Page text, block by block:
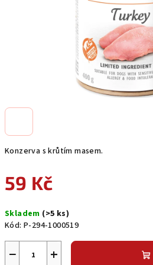
Konzerva s krůtím masem.
59 Kč
cena:
Skladem (>5 ks)
Kód: P-294-1000519
+
−